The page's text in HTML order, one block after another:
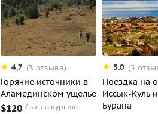
4.7 (3 отзыва)
Горячие источники в
Аламединском ущелье
$120 за экскурсию
5.0 (5
Поездка на
Иссык-Куль
Бурана